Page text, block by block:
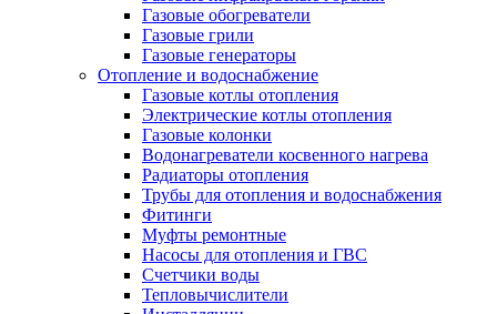
Газовые обогреватели
Газовые грили
Газовые генераторы
Отопление и водоснабжение
Газовые котлы отопления
Электрические котлы отопления
Газовые колонки
Водонагреватели косвенного нагрева
Радиаторы отопления
Трубы для отопления и водоснабжения
Фитинги
Муфты ремонтные
Насосы для отопления и ГВС
Счетчики воды
Тепловычислители